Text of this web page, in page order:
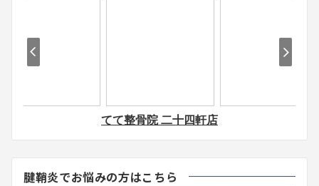
腱鞘炎でお悩みの方はこちら